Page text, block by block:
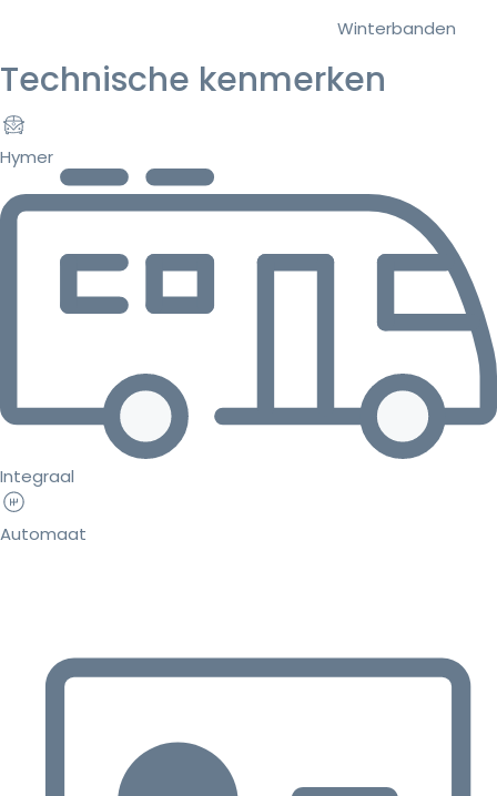
Winterbanden
Technische kenmerken
Hymer
Integraal
Automaat